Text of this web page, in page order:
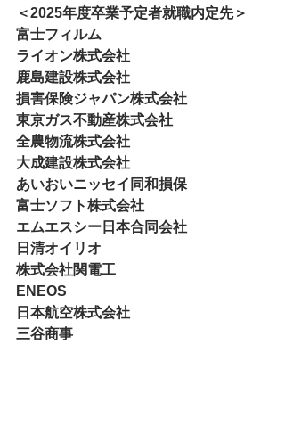
＜2025年度卒業予定者就職内定先＞
富士フィルム
ライオン株式会社
鹿島建設株式会社
損害保険ジャパン株式会社
東京ガス不動産株式会社
全農物流株式会社
大成建設株式会社
あいおいニッセイ同和損保
富士ソフト株式会社
エムエスシー日本合同会社
日清オイリオ
株式会社関電工
ENEOS
日本航空株式会社
三谷商事